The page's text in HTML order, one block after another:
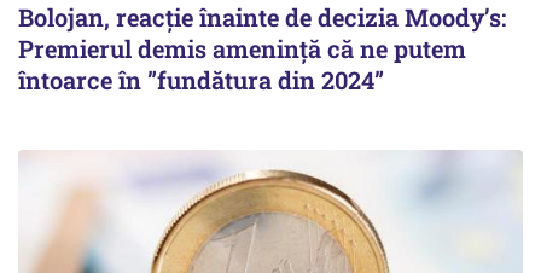
Bolojan, reacție înainte de decizia Moody’s:
Premierul demis amenință că ne putem
întoarce în ”fundătura din 2024”